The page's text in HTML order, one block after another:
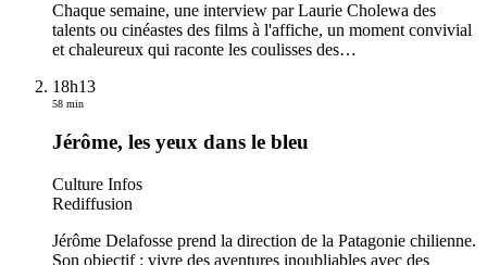
Chaque semaine, une interview par Laurie Cholewa des
talents ou cinéastes des films à l'affiche, un moment convivial
et chaleureux qui raconte les coulisses des…
18h13
58 min
Jérôme, les yeux dans le bleu
Culture Infos
Rediffusion
Jérôme Delafosse prend la direction de la Patagonie chilienne.
Son objectif : vivre des aventures inoubliables avec des